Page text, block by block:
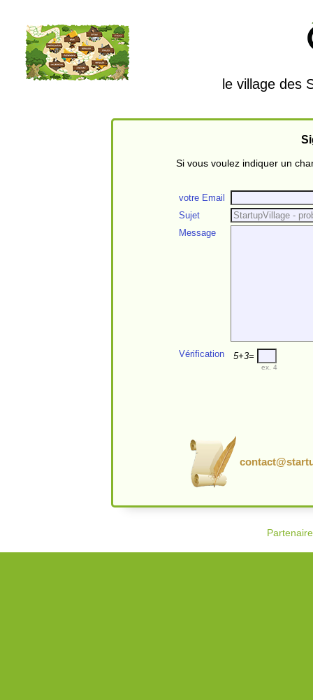
le village des
Si vous voulez indiquer un
votre Email
Sujet
Message
Vérification 5+3=
ex. 4